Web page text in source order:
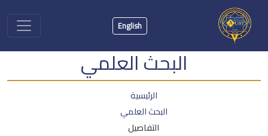
English
البحث العلمي
الرئيسية
البحث العلمي
التفاصيل